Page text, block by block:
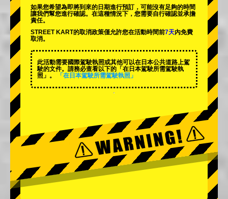
如果您希望為即將到來的日期進行預訂，可能沒有足夠的時間
讓我們幫您進行確認。在這種情況下，您需要自行確認並承擔
責任。
STREET KART的取消政策僅允許您在活動時間前7天內免費
取消。
此活動需要國際駕駛執照或其他可以在日本公共道路上駕
駛的文件。請務必查看以下的「在日本駕駛所需駕駛執
照」。
「在日本駕駛所需駕駛執照」